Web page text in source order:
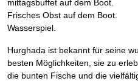
mittagsbuffet auf dem Boot.
Frisches Obst auf dem Boot.
Wasserspiel.
Hurghada ist bekannt für seine
besten Möglichkeiten, sie zu
die bunten Fische und die